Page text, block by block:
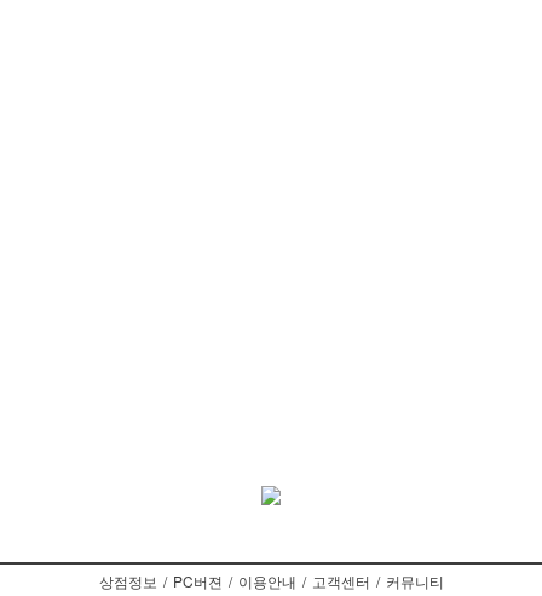
상점정보 / PC버젼 / 이용안내 / 고객센터 / 커뮤니티